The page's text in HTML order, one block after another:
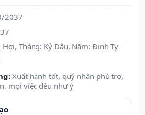
2037
Hợi, Tháng: Kỷ Dậu, Năm: Đinh Tỵ
Xuất hành tốt, quý nhân phù trợ,
mọi việc đều như ý